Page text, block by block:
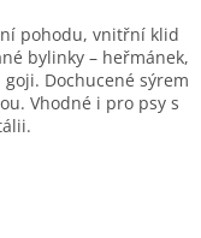
pohodu, vnitřní klid
bylinky – heřmánek,
Dochucené sýrem
Vhodné i pro psy s